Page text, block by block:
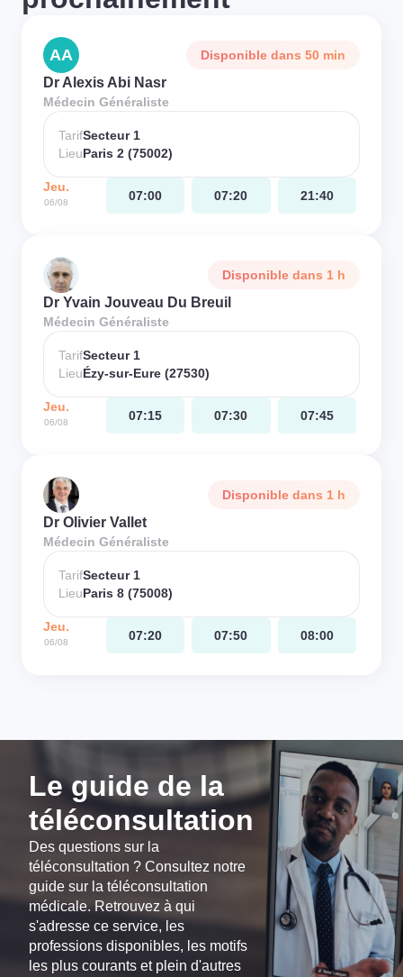
AA Disponible dans 50 min
Dr Alexis Abi Nasr
Médecin Généraliste
TarifSecteur 1
LieuParis 2 (75002)
Jeu.
06/08 07:00 07:20 21:40
Disponible dans 1 h
Dr Yvain Jouveau Du Breuil
Médecin Généraliste
TarifSecteur 1
LieuÉzy-sur-Eure (27530)
Jeu.
06/08 07:15 07:30 07:45
Disponible dans 1 h
Dr Olivier Vallet
Médecin Généraliste
TarifSecteur 1
LieuParis 8 (75008)
Jeu.
06/08 07:20 07:50 08:00
Le guide de la
téléconsultation
Des questions sur la
téléconsultation ? Consultez notre
guide sur la téléconsultation
médicale. Retrouvez à qui
s'adresse ce service, les
professions disponibles, les motifs
les plus courants et plein d'autres